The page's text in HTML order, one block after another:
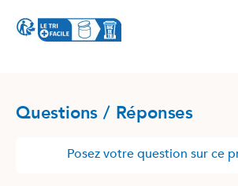
Questions / Réponses
Posez votre question sur ce